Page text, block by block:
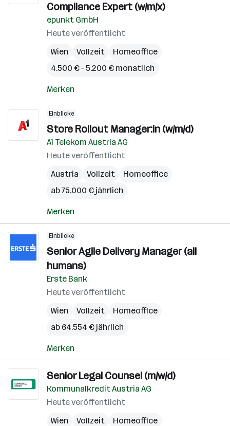
Compliance Expert (w/m/x)
epunkt GmbH
Heute veröffentlicht
Wien
Vollzeit
Homeoffice
4.500 € – 5.200 € monatlich
Merken
Einblicke
Store Rollout Manager:in (w/m/d)
A1 Telekom Austria AG
Heute veröffentlicht
Austria
Vollzeit
Homeoffice
ab 75.000 € jährlich
Merken
Einblicke
Senior Agile Delivery Manager (all
humans)
Erste Bank
Heute veröffentlicht
Wien
Vollzeit
Homeoffice
ab 64.554 € jährlich
Merken
Senior Legal Counsel (m/w/d)
Kommunalkredit Austria AG
Heute veröffentlicht
Wien
Vollzeit
Homeoffice